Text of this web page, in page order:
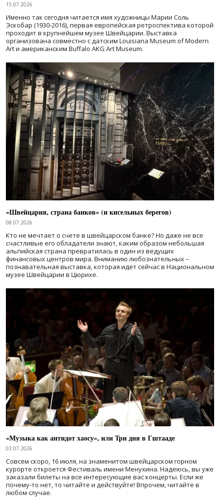
15.07.2026
Именно так сегодня читается имя художницы Марии Соль
Эскобар (1930-2016), первая европейская ретроспектива которой
проходит в крупнейшем музее Швейцарии. Выставка
организована совместно с датским Louisiana Museum of Modern
Art и американским Buffalo AKG Art Museum.
«Швейцария, страна банков» (и кисельных берегов)
08.07.2026
Кто не мечтает о счете в швейцарском банке? Но даже не все
счастливые его обладатели знают, каким образом небольшая
альпийская страна превратилась в один из ведущих
финансовых центров мира. Вниманию любознательных –
познавательная выставка, которая идет сейчас в Национальном
музее Швейцарии в Цюрихе.
«Музыка как антидот хаосу», или Три дня в Гштааде
03.07.2026
Совсем скоро, 16 июля, на знаменитом швейцарском горном
курорте откроется Фестиваль имени Менухина. Надеюсь, вы уже
заказали билеты на все интересующие вас концерты. Если же
почему-то нет, то читайте и действуйте! Впрочем, читайте в
любом случае.